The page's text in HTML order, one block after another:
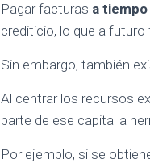
Pagar facturas a tiempo
crediticio, lo que a futuro
Sin embargo, también
Al centrar los recursos
parte de ese capital a
Por ejemplo, si se